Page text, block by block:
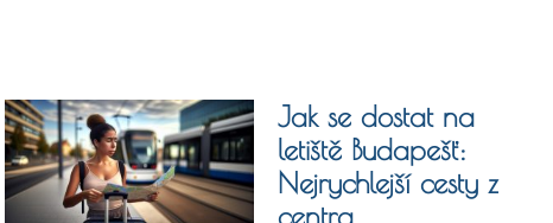
Jak se dostat na
letiště Budapešť:
Nejrychlejší cesty z
centra